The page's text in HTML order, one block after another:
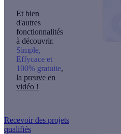
Et bien
d'autres
fonctionnalités
à découvrir.
Simple,
Effycace et
100% gratuite,
la preuve en
vidéo !
Recevoir des projets
qualifiés